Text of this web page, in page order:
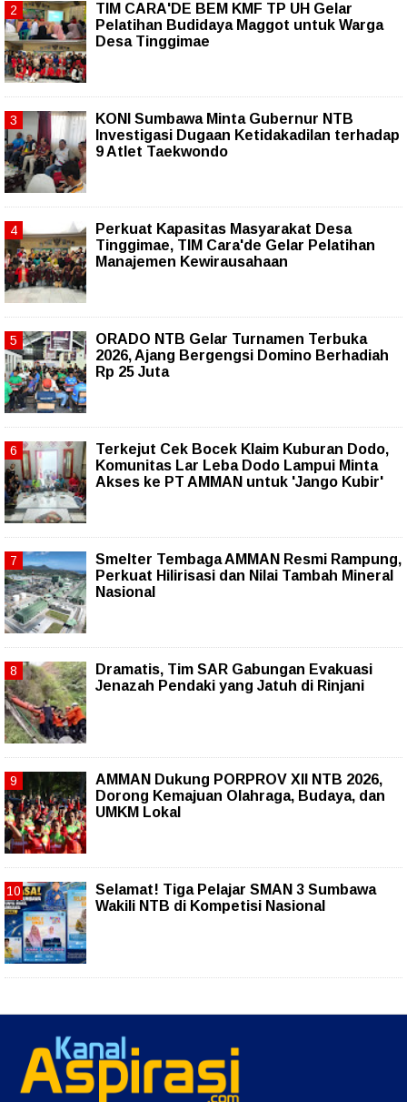
TIM CARA'DE BEM KMF TP UH Gelar
Pelatihan Budidaya Maggot untuk Warga
Desa Tinggimae
KONI Sumbawa Minta Gubernur NTB
Investigasi Dugaan Ketidakadilan terhadap
9 Atlet Taekwondo
Perkuat Kapasitas Masyarakat Desa
Tinggimae, TIM Cara'de Gelar Pelatihan
Manajemen Kewirausahaan
ORADO NTB Gelar Turnamen Terbuka
2026, Ajang Bergengsi Domino Berhadiah
Rp 25 Juta
Terkejut Cek Bocek Klaim Kuburan Dodo,
Komunitas Lar Leba Dodo Lampui Minta
Akses ke PT AMMAN untuk 'Jango Kubir'
Smelter Tembaga AMMAN Resmi Rampung,
Perkuat Hilirisasi dan Nilai Tambah Mineral
Nasional
Dramatis, Tim SAR Gabungan Evakuasi
Jenazah Pendaki yang Jatuh di Rinjani
AMMAN Dukung PORPROV XII NTB 2026,
Dorong Kemajuan Olahraga, Budaya, dan
UMKM Lokal
Selamat! Tiga Pelajar SMAN 3 Sumbawa
Wakili NTB di Kompetisi Nasional